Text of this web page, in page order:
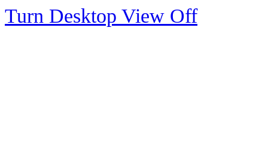
Turn Desktop View Off